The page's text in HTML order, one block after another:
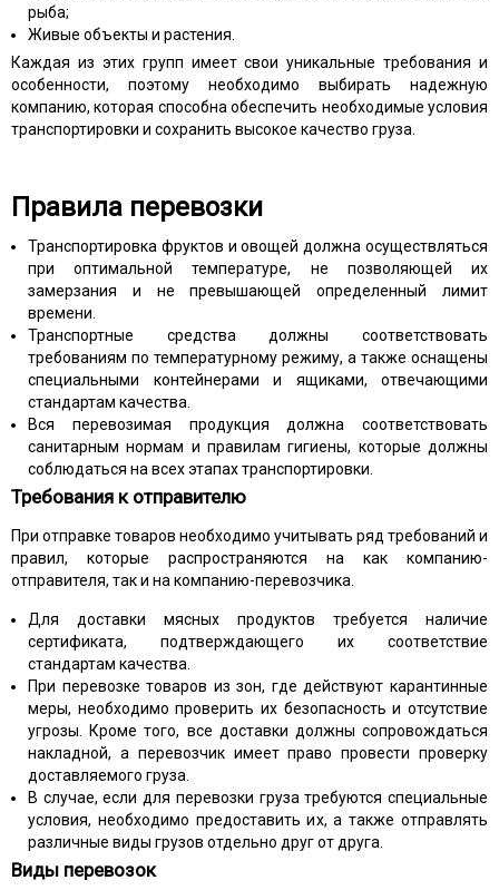
рыба;
Живые объекты и растения.
Каждая из этих групп имеет свои уникальные требования и
особенности, поэтому необходимо выбирать надежную
компанию, которая способна обеспечить необходимые условия
транспортировки и сохранить высокое качество груза.
Правила перевозки
Транспортировка фруктов и овощей должна осуществляться
при оптимальной температуре, не позволяющей их
замерзания и не превышающей определенный лимит
времени.
Транспортные средства должны соответствовать
требованиям по температурному режиму, а также оснащены
специальными контейнерами и ящиками, отвечающими
стандартам качества.
Вся перевозимая продукция должна соответствовать
санитарным нормам и правилам гигиены, которые должны
соблюдаться на всех этапах транспортировки.
Требования к отправителю
При отправке товаров необходимо учитывать ряд требований и
правил, которые распространяются на как компанию-
отправителя, так и на компанию-перевозчика.
Для доставки мясных продуктов требуется наличие
сертификата, подтверждающего их соответствие
стандартам качества.
При перевозке товаров из зон, где действуют карантинные
меры, необходимо проверить их безопасность и отсутствие
угрозы. Кроме того, все доставки должны сопровождаться
накладной, а перевозчик имеет право провести проверку
доставляемого груза.
В случае, если для перевозки груза требуются специальные
условия, необходимо предоставить их, а также отправлять
различные виды грузов отдельно друг от друга.
Виды перевозок